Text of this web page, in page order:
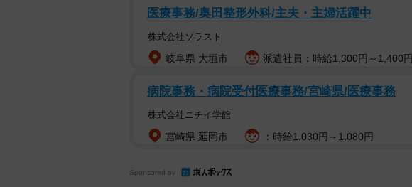
医療事務/奥田整形外科/主夫・主婦活躍中
株式会社ソラスト
岐阜県 大垣市 派遣社員：時給1,300円～1,400円
病院事務・病院受付医療事務/宮崎県/医療事務
株式会社ニチイ学館
宮崎県 延岡市 ：時給1,030円～1,080円
Sponsored by